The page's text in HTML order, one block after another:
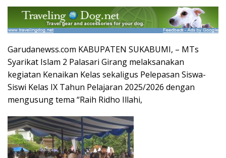
Garudanewss.com KABUPATEN SUKABUMI, – MTs
Syarikat Islam 2 Palasari Girang melaksanakan
kegiatan Kenaikan Kelas sekaligus Pelepasan Siswa-
Siswi Kelas IX Tahun Pelajaran 2025/2026 dengan
mengusung tema “Raih Ridho Illahi,